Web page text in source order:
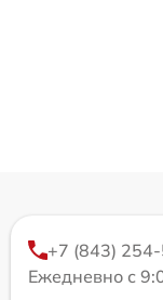
+7 (843)
Ежедневно с